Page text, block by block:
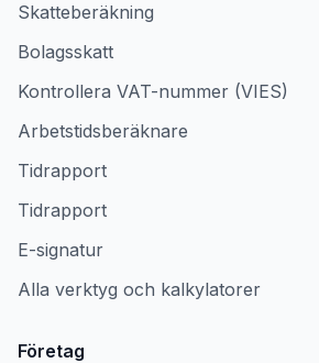
Skatteberäkning
Bolagsskatt
Kontrollera VAT-nummer (VIES)
Arbetstidsberäknare
Tidrapport
Tidrapport
E-signatur
Alla verktyg och kalkylatorer
Företag